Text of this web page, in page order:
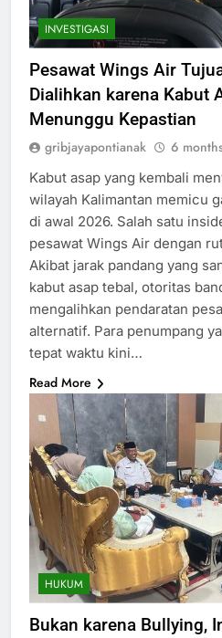
INVESTIGASI
Pesawat Wings Air
Dialihkan karena Kabut
Menunggu Kepastian
gribjayapontianak 6
Kabut asap yang kembali
wilayah Kalimantan memicu
di awal 2026. Salah satu
pesawat Wings Air dengan
Akibat jarak pandang yang
kabut asap tebal, otoritas
mengalihkan pendaratan
alternatif. Para penumpang
tepat waktu kini…
Read More
HUKUM
Bukan karena Bullying,